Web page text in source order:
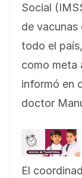
Social
de vacunas
todo el
como meta
informó en
doctor
El